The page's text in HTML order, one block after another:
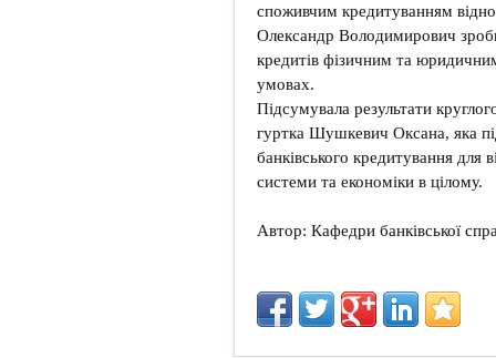
споживчим кредитуванням
Олександр Володимирович
кредитів фізичним та
умовах.
Підсумувала результати
гуртка Шушкевич Оксана, яка
банківського кредитування для
системи та економіки в цілому.
Автор: Кафедри банківської